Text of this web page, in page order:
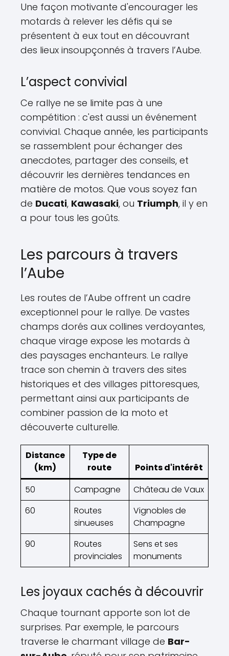
Une façon motivante d'encourager les
motards à relever les défis qui se
présentent à eux tout en découvrant
des lieux insoupçonnés à travers l’Aube.
L’aspect convivial
Ce rallye ne se limite pas à une
compétition : c'est aussi un événement
convivial. Chaque année, les participants
se rassemblent pour échanger des
anecdotes, partager des conseils, et
découvrir les dernières tendances en
matière de motos. Que vous soyez fan
de Ducati, Kawasaki, ou Triumph, il y en
a pour tous les goûts.
Les parcours à travers
l’Aube
Les routes de l’Aube offrent un cadre
exceptionnel pour le rallye. De vastes
champs dorés aux collines verdoyantes,
chaque virage expose les motards à
des paysages enchanteurs. Le rallye
trace son chemin à travers des sites
historiques et des villages pittoresques,
permettant ainsi aux participants de
combiner passion de la moto et
découverte culturelle.
Distance
(km)
Type de
route
Points d'intérêt
50
Campagne
Château de Vaux
60
Routes
sinueuses
Vignobles de
Champagne
90
Routes
provinciales
Sens et ses
monuments
Les joyaux cachés à découvrir
Chaque tournant apporte son lot de
surprises. Par exemple, le parcours
traverse le charmant village de Bar-